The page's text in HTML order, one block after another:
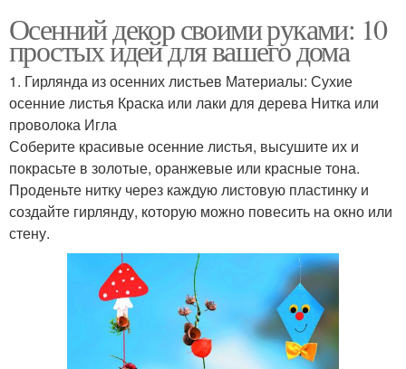
Осенний декор своими руками: 10
простых идей для вашего дома
1. Гирлянда из осенних листьев Материалы: Сухие
осенние листья Краска или лаки для дерева Нитка или
проволока Игла
Соберите красивые осенние листья, высушите их и
покрасьте в золотые, оранжевые или красные тона.
Проденьте нитку через каждую листовую пластинку и
создайте гирлянду, которую можно повесить на окно или
стену.